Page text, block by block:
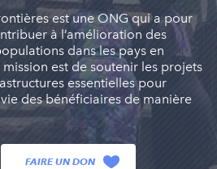
est une ONG qui a pour
à l’amélioration des
dans les pays en
est de soutenir les projets
essentielles pour
des bénéficiaires de manière
FAIRE UN DON